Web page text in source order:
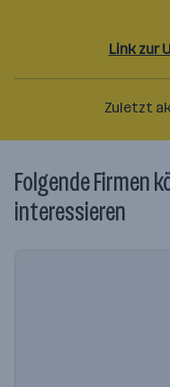
Link zur
Zuletzt
Folgende Firmen
interessieren